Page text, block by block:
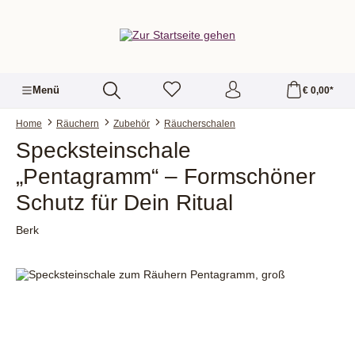
Menü € 0,00*
Home Räuchern Zubehör Räucherschalen
Specksteinschale
„Pentagramm“ – Formschöner
Schutz für Dein Ritual
Berk
Bildergalerie überspringen